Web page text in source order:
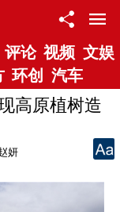
评论 视频 文娱
环创 汽车
高原植树造
妍